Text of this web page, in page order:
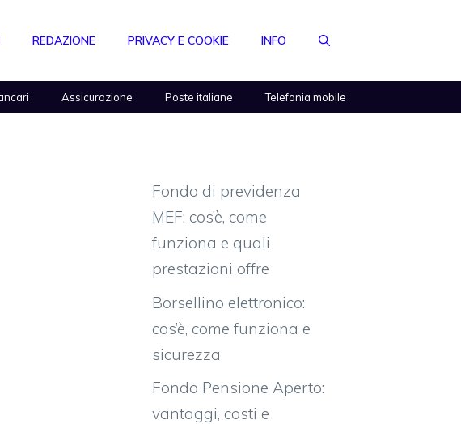
REDAZIONE PRIVACY E COOKIE INFO
Assicurazione Poste italiane Telefonia mobile
Fondo di previdenza
MEF: cos’è, come
funziona e quali
prestazioni offre
Borsellino elettronico:
cos’è, come funziona e
sicurezza
Fondo Pensione Aperto:
vantaggi, costi e